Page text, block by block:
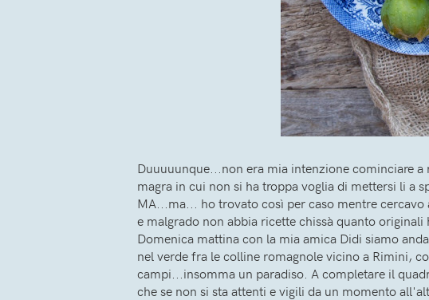
Duuuuunque...non era mia intenzione cominciare
magra in cui non si ha troppa voglia di mettersi li a
MA...ma... ho trovato così per caso mentre
e malgrado non abbia ricette chissà quanto
Domenica mattina con la mia amica Didi siamo
nel verde fra le colline romagnole vicino a Rimini,
campi...insomma un paradiso. A completare il
che se non si sta attenti e vigili da un momento